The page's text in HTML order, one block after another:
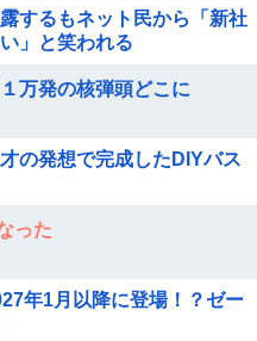
するもネット民から「新社
」と笑われる
万発の核弾頭どこに
の発想で完成したDIYバス
った
年1月以降に登場！？ゼー